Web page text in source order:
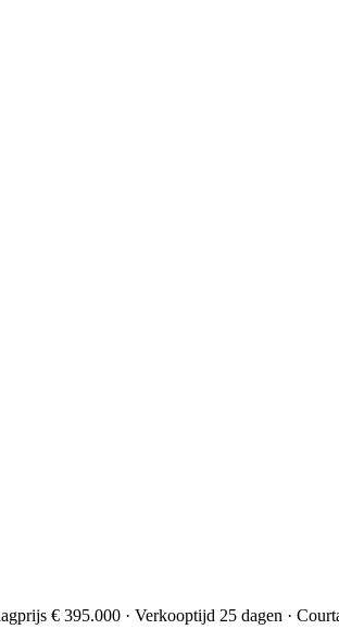
€ 395.000 · Verkooptijd 25 dagen ·